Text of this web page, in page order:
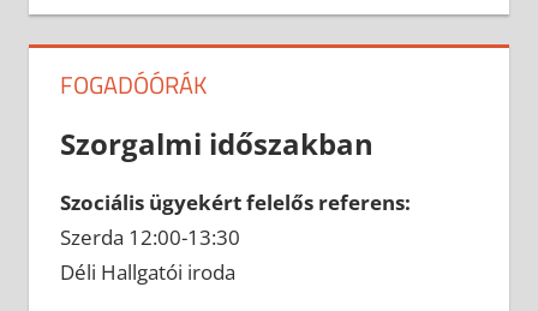
FOGADÓÓRÁK
Szorgalmi időszakban
Szociális ügyekért felelős referens:
Szerda 12:00-13:30
Déli Hallgatói iroda